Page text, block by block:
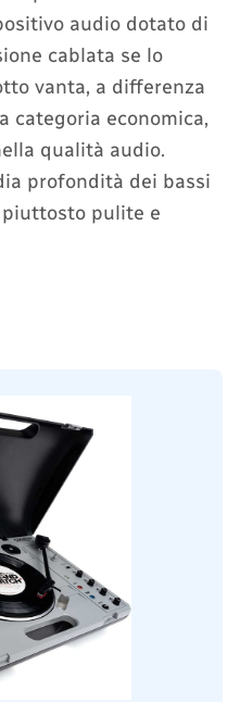
audio dotato di
cablata se lo
vanta, a differenza
categoria economica,
qualità audio.
profondità dei bassi
pulite e